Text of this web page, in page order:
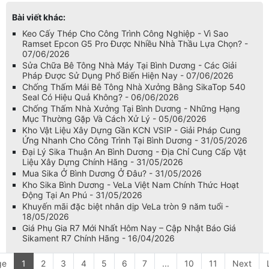
Bài viết khác:
Keo Cấy Thép Cho Công Trình Công Nghiệp - Vì Sao
Ramset Epcon G5 Pro Được Nhiều Nhà Thầu Lựa Chọn? -
07/06/2026
Sửa Chữa Bê Tông Nhà Máy Tại Bình Dương - Các Giải
Pháp Được Sử Dụng Phổ Biến Hiện Nay - 07/06/2026
Chống Thấm Mái Bê Tông Nhà Xưởng Bằng SikaTop 540
Seal Có Hiệu Quả Không? - 06/06/2026
Chống Thấm Nhà Xưởng Tại Bình Dương - Những Hạng
Mục Thường Gặp Và Cách Xử Lý - 05/06/2026
Kho Vật Liệu Xây Dựng Gần KCN VSIP - Giải Pháp Cung
Ứng Nhanh Cho Công Trình Tại Bình Dương - 31/05/2026
Đại Lý Sika Thuận An Bình Dương - Địa Chỉ Cung Cấp Vật
Liệu Xây Dựng Chính Hãng - 31/05/2026
Mua Sika Ở Bình Dương Ở Đâu? - 31/05/2026
Kho Sika Bình Dương - VeLa Việt Nam Chính Thức Hoạt
Động Tại An Phú - 31/05/2026
Khuyến mãi đặc biệt nhân dịp VeLa tròn 9 năm tuổi -
18/05/2026
Giá Phụ Gia R7 Mới Nhất Hôm Nay – Cập Nhật Báo Giá
Sikament R7 Chính Hãng - 16/04/2026
1 2 3 4 5 6 7 ... 10 11 Next